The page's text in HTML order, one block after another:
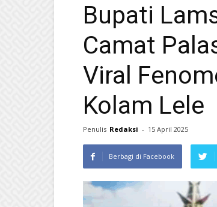
Bupati
Camat
Viral
Kolam Lele
Penulis Redaksi - 15 April 2025
Berbagi di Facebook